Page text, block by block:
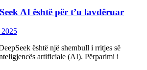
AI është për t’u lavdëruar
është një shembull i rritjes së
artificiale (AI). Përparimi i